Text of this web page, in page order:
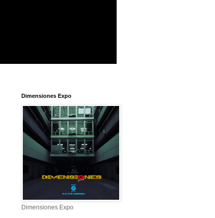
Dimensiones Expo
Dimensiones Expo